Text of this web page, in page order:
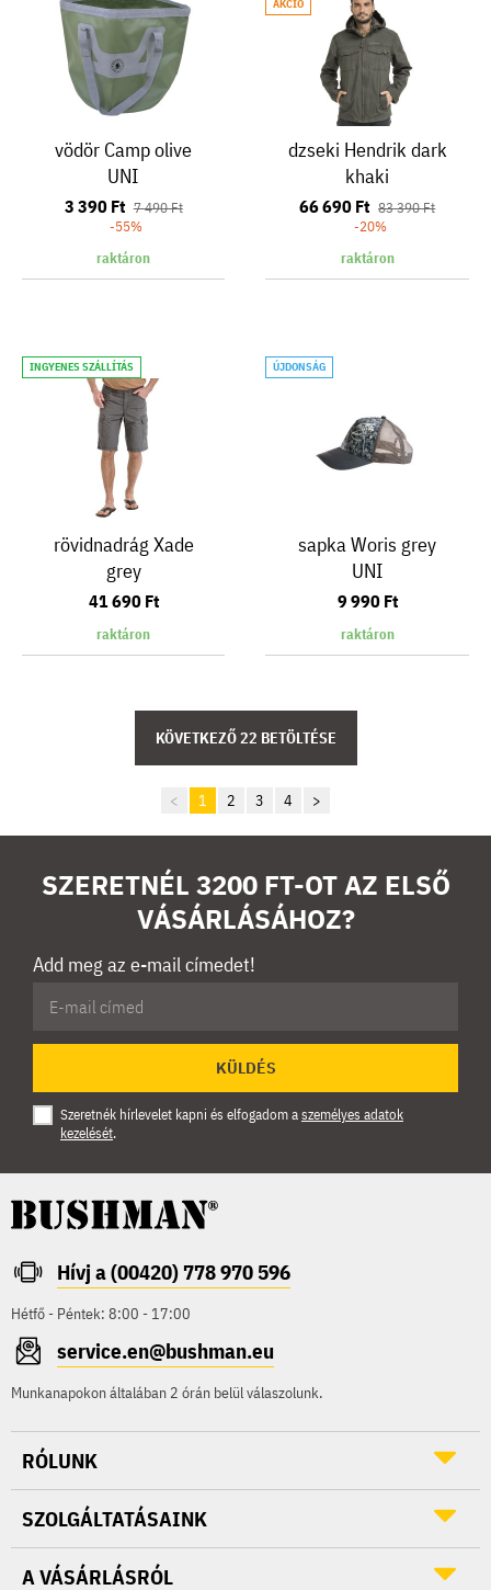
vödör Camp olive
UNI
3 390 Ft 7 490 Ft
-55%
raktáron
AKCIÓ
dzseki Hendrik dark
khaki
66 690 Ft 83 390 Ft
-20%
raktáron
INGYENES SZÁLLÍTÁS
rövidnadrág Xade
grey
41 690 Ft
raktáron
ÚJDONSÁG
sapka Woris grey
UNI
9 990 Ft
raktáron
< 1 2 3 4 >
SZERETNÉL 3200 FT-OT AZ ELSŐ
VÁSÁRLÁSÁHOZ?
Add meg az e-mail címedet!
KÜLDÉS
Szeretnék hírlevelet kapni és elfogadom aszemélyes adatok
kezelését.
Hívj a (00420) 778 970 596
Hétfő - Péntek: 8:00 - 17:00
service.en@bushman.eu
Munkanapokon általában 2 órán belül válaszolunk.
RÓLUNK
SZOLGÁLTATÁSAINK
A VÁSÁRLÁSRÓL